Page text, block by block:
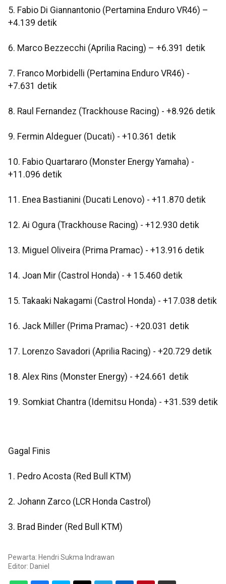
5. Fabio Di Giannantonio (Pertamina Enduro VR46) –
+4.139 detik
6. Marco Bezzecchi (Aprilia Racing) – +6.391 detik
7. Franco Morbidelli (Pertamina Enduro VR46) -
+7.631 detik
8. Raul Fernandez (Trackhouse Racing) - +8.926 detik
9. Fermin Aldeguer (Ducati) - +10.361 detik
10. Fabio Quartararo (Monster Energy Yamaha) -
+11.096 detik
11. Enea Bastianini (Ducati Lenovo) - +11.870 detik
12. Ai Ogura (Trackhouse Racing) - +12.930 detik
13. Miguel Oliveira (Prima Pramac) - +13.916 detik
14. Joan Mir (Castrol Honda) - + 15.460 detik
15. Takaaki Nakagami (Castrol Honda) - +17.038 detik
16. Jack Miller (Prima Pramac) - +20.031 detik
17. Lorenzo Savadori (Aprilia Racing) - +20.729 detik
18. Alex Rins (Monster Energy) - +24.661 detik
19. Somkiat Chantra (Idemitsu Honda) - +31.539 detik
Gagal Finis
1. Pedro Acosta (Red Bull KTM)
2. Johann Zarco (LCR Honda Castrol)
3. Brad Binder (Red Bull KTM)
Pewarta: Hendri Sukma Indrawan
Editor: Daniel